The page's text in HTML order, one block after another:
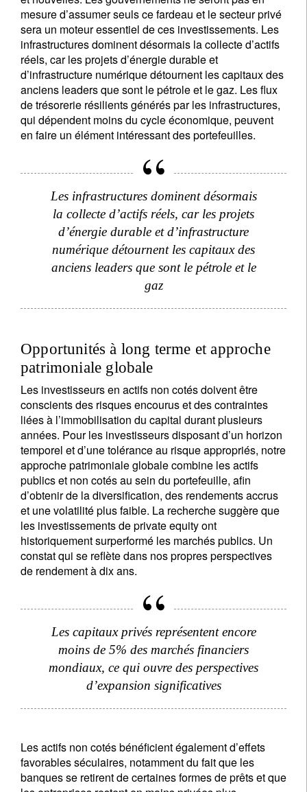
mesure d’assumer seuls ce fardeau et le secteur privé
sera un moteur essentiel de ces investissements. Les
infrastructures dominent désormais la collecte d’actifs
réels, car les projets d’énergie durable et
d’infrastructure numérique détournent les capitaux des
anciens leaders que sont le pétrole et le gaz. Les flux
de trésorerie résilients générés par les infrastructures,
qui dépendent moins du cycle économique, peuvent
en faire un élément intéressant des portefeuilles.
Les infrastructures dominent désormais
la collecte d’actifs réels, car les projets
d’énergie durable et d’infrastructure
numérique détournent les capitaux des
anciens leaders que sont le pétrole et le
gaz
Opportunités à long terme et approche
patrimoniale globale
Les investisseurs en actifs non cotés doivent être
conscients des risques encourus et des contraintes
liées à l’immobilisation du capital durant plusieurs
années. Pour les investisseurs disposant d’un horizon
temporel et d’une tolérance au risque appropriés, notre
approche patrimoniale globale combine les actifs
publics et non cotés au sein du portefeuille, afin
d’obtenir de la diversification, des rendements accrus
et une volatilité plus faible. La recherche suggère que
les investissements de private equity ont
historiquement surperformé les marchés publics. Un
constat qui se reflète dans nos propres perspectives
de rendement à dix ans.
Les capitaux privés représentent encore
moins de 5% des marchés financiers
mondiaux, ce qui ouvre des perspectives
d’expansion significatives
Les actifs non cotés bénéficient également d’effets
favorables séculaires, notamment du fait que les
banques se retirent de certaines formes de prêts et que